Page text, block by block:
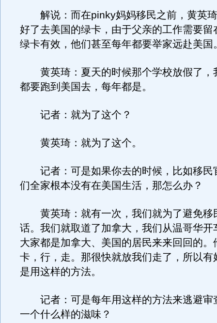
解说：而在pinky妈妈移民之前，黄英
好了去美国的绿卡，由于父亲的工作需要留
绿卡有效，他们甚至每年都要举家远赴美国
黄英琦：夏天的时候那个学校放假了，
都要跑到美国去，每年都是。
记者：就为了这个？
黄英琦：就为了这个。
记者：可是如果你去的时候，比如移民
们全家根本没有在美国生活，那怎么办？
黄英琦：就有一次，我们就为了避免移
话。我们就取道了加拿大，我们从温哥华开
大家都是加拿大、美国的居民来来回回的。
卡，行，走。那很快就放我们走了，所以有
是用这样的方法。
记者：可是每年用这样的方法来逃避审
一个什么样的滋味？